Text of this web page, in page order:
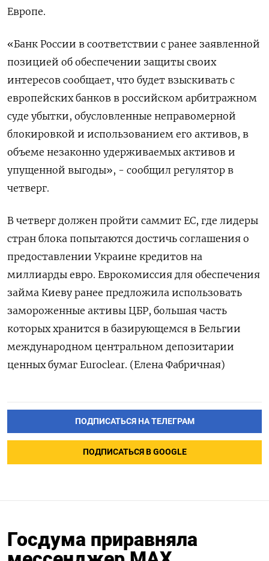
Европе.
«Банк России в соответствии с ранее заявленной
позицией об обеспечении защиты своих
интересов сообщает, что будет взыскивать с
европейских банков в российском арбитражном
суде убытки, обусловленные неправомерной
блокировкой и использованием его активов, в
объеме незаконно удерживаемых активов и
упущенной выгоды», - сообщил регулятор в
четверг.
В четверг должен пройти саммит ЕС, где лидеры
стран блока попытаются достичь соглашения о
предоставлении Украине кредитов на
миллиарды евро. Еврокомиссия для обеспечения
займа Киеву ранее предложила использовать
замороженные активы ЦБР, большая часть
которых хранится в базирующемся в Бельгии
международном центральном депозитарии
ценных бумаг Euroclear. (Елена Фабричная)
ПОДПИСАТЬСЯ НА ТЕЛЕГРАМ
ПОДПИСАТЬСЯ В GOOGLE
Госдума приравняла